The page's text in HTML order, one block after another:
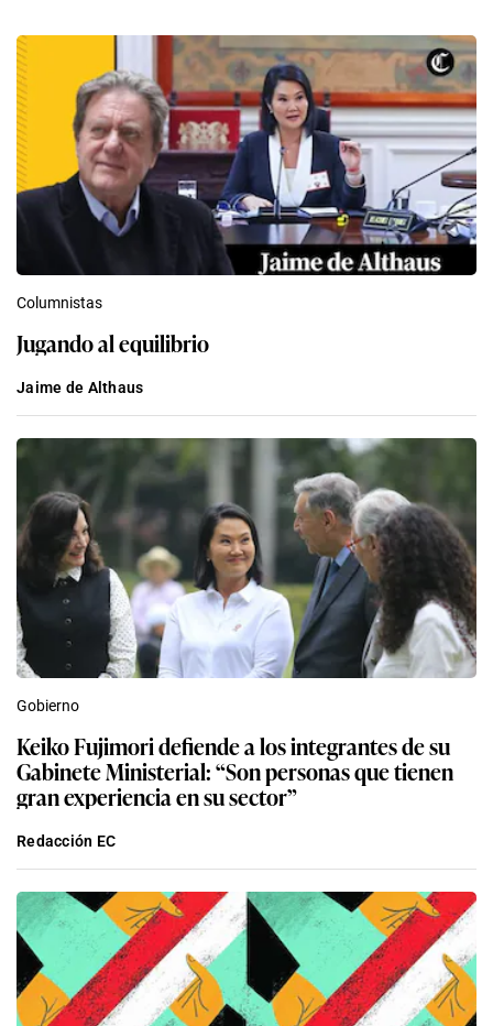
Columnistas
Jugando al equilibrio
Jaime de Althaus
Gobierno
Keiko Fujimori defiende a los integrantes de su
Gabinete Ministerial: “Son personas que tienen
gran experiencia en su sector”
Redacción EC